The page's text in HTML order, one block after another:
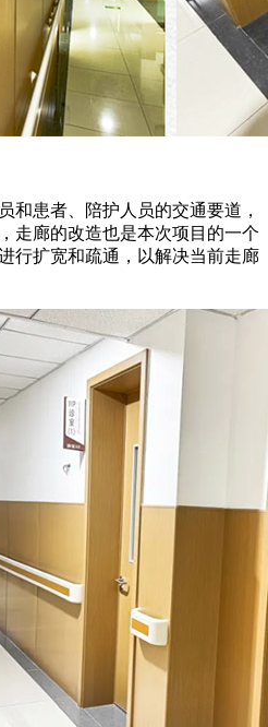
和患者、陪护人员的交通要道，
走廊的改造也是本次项目的一个
行扩宽和疏通，以解决当前走廊